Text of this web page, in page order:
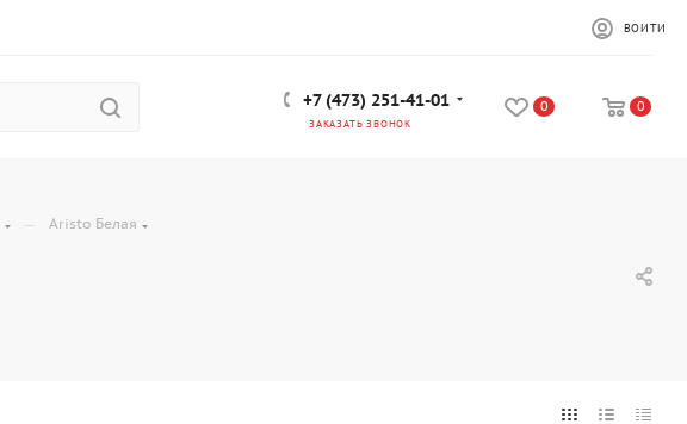
ВОЙТИ
+7 (473) 251-41-01
ЗАКАЗАТЬ ЗВОНОК
0 0
— Aristo Белая